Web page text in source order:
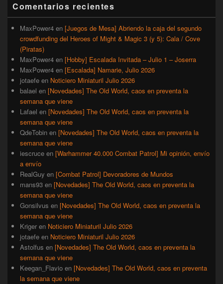
lateral
primaria
Comentarios recientes
MaxPower4 en [Juegos de Mesa] Abriendo la caja del segundo
crowdfunding del Heroes of Might & Magic 3 (y 5): Cala / Cove
(Piratas)
MaxPower4 en [Hobby] Escalada Invitada – Julio 1 – Joserra
MaxPower4 en [Escalada] Namarie, Julio 2026
jotaefe en Noticiero Miniaturil Julio 2026
balael en [Novedades] The Old World, caos en preventa la
semana que viene
Lafael en [Novedades] The Old World, caos en preventa la
semana que viene
QdeTobin en [Novedades] The Old World, caos en preventa la
semana que viene
iescruce en [Warhammer 40.000 Combat Patrol] Mi opinión, envío
a envío
RealGuy en [Combat Patrol] Devoradores de Mundos
mans93 en [Novedades] The Old World, caos en preventa la
semana que viene
Gonsilvus en [Novedades] The Old World, caos en preventa la
semana que viene
Kriger en Noticiero Miniaturil Julio 2026
jotaefe en Noticiero Miniaturil Julio 2026
Astolfus en [Novedades] The Old World, caos en preventa la
semana que viene
Keegan_Flavio en [Novedades] The Old World, caos en preventa
la semana que viene